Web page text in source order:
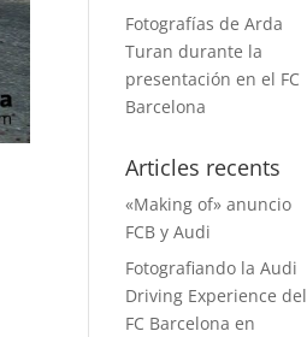
Fotografías de Arda
Turan durante la
presentación en el FC
Barcelona
Articles recents
«Making of» anuncio
FCB y Audi
Fotografiando la Audi
Driving Experience del
FC Barcelona en